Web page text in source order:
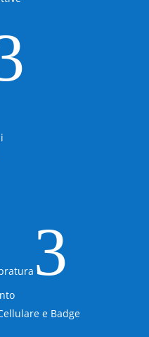
3
e Badge